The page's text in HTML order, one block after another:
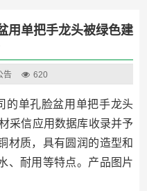
用单把手龙头被绿色建
告 620
的单孔脸盆用单把手龙头
采信应用数据库收录并予
材质，具有圆润的造型和
、耐用等特点。产品图片